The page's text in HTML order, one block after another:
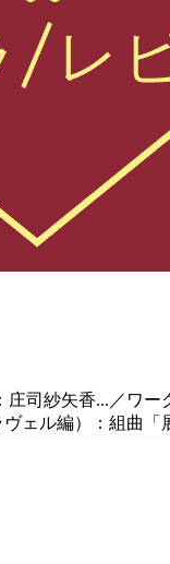
司紗矢香...／ワ
ェル編）：組曲「